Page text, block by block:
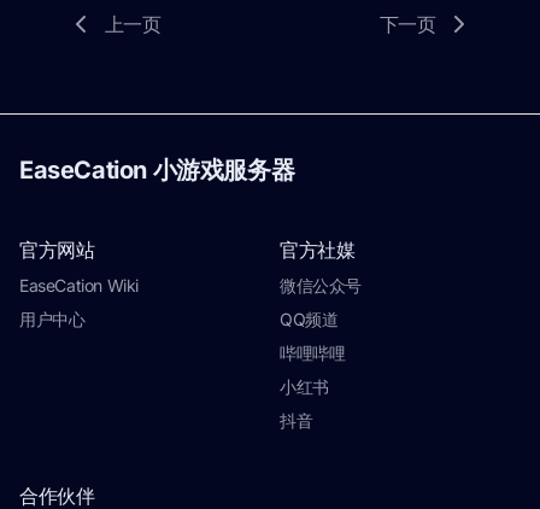
上一页 下一页
EaseCation 小游戏服务器
官方网站
EaseCation Wiki
用户中心
官方社媒
微信公众号
QQ频道
哔哩哔哩
小红书
抖音
合作伙伴